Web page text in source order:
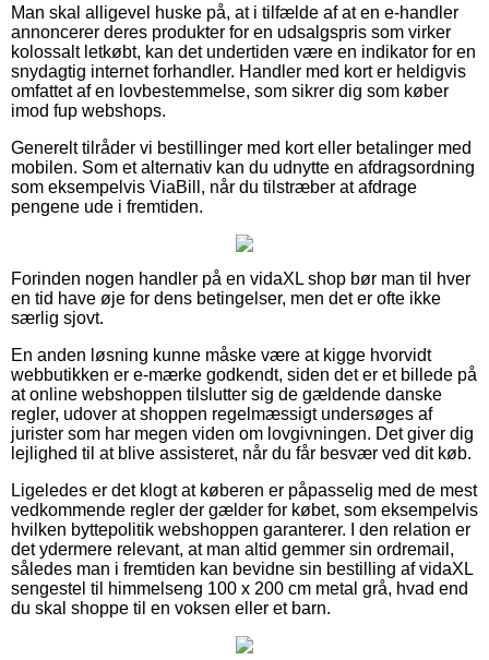
Man skal alligevel huske på, at i tilfælde af at en e-handler
annoncerer deres produkter for en udsalgspris som virker
kolossalt letkøbt, kan det undertiden være en indikator for en
snydagtig internet forhandler. Handler med kort er heldigvis
omfattet af en lovbestemmelse, som sikrer dig som køber
imod fup webshops.
Generelt tilråder vi bestillinger med kort eller betalinger med
mobilen. Som et alternativ kan du udnytte en afdragsordning
som eksempelvis ViaBill, når du tilstræber at afdrage
pengene ude i fremtiden.
Forinden nogen handler på en vidaXL shop bør man til hver
en tid have øje for dens betingelser, men det er ofte ikke
særlig sjovt.
En anden løsning kunne måske være at kigge hvorvidt
webbutikken er e-mærke godkendt, siden det er et billede på
at online webshoppen tilslutter sig de gældende danske
regler, udover at shoppen regelmæssigt undersøges af
jurister som har megen viden om lovgivningen. Det giver dig
lejlighed til at blive assisteret, når du får besvær ved dit køb.
Ligeledes er det klogt at køberen er påpasselig med de mest
vedkommende regler der gælder for købet, som eksempelvis
hvilken byttepolitik webshoppen garanterer. I den relation er
det ydermere relevant, at man altid gemmer sin ordremail,
således man i fremtiden kan bevidne sin bestilling af vidaXL
sengestel til himmelseng 100 x 200 cm metal grå, hvad end
du skal shoppe til en voksen eller et barn.